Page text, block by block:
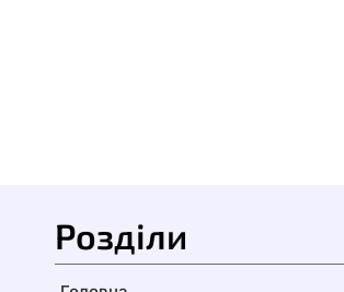
Розділи